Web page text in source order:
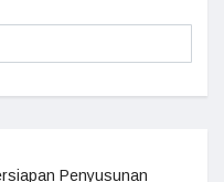
Penyusunan